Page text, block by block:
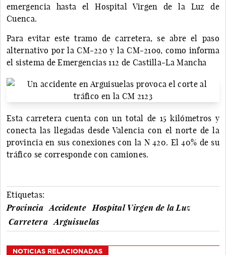
emergencia hasta el Hospital Virgen de la Luz de
Cuenca.
Para evitar este tramo de carretera, se abre el paso
alternativo por la CM-220 y la CM-2109, como informa
el sistema de Emergencias 112 de Castilla-La Mancha
Esta carretera cuenta con un total de 15 kilómetros y
conecta las llegadas desde Valencia con el norte de la
provincia en sus conexiones con la N 420. El 40% de su
tráfico se corresponde con camiones.
Etiquetas:
Provincia
Accidente
Hospital Virgen de la Luz
Carretera
Arguisuelas
NOTICIAS RELACIONADAS